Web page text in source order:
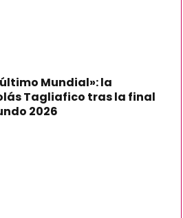
Mundial»: la
Tagliafico tras la final
2026